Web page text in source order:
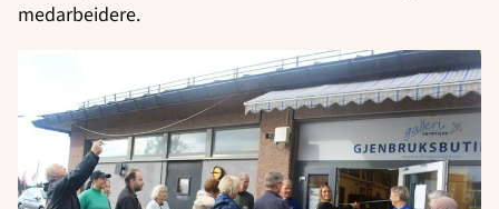
medarbeidere.